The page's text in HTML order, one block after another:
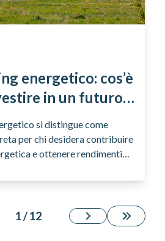
energetico: cos’è
in un futuro
si distingue come
per chi desidera contribuire
e ottenere rendimenti
1 / 12